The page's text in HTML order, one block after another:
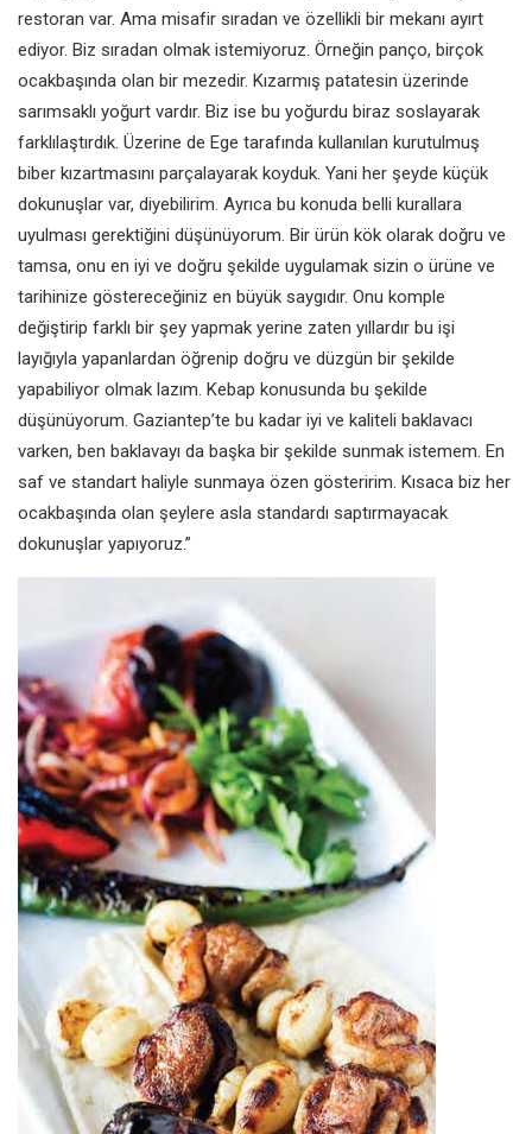
restoran var. Ama misafir sıradan ve özellikli bir mekanı ayırt
ediyor. Biz sıradan olmak istemiyoruz. Örneğin panço, birçok
ocakbaşında olan bir mezedir. Kızarmış patatesin üzerinde
sarımsaklı yoğurt vardır. Biz ise bu yoğurdu biraz soslayarak
farklılaştırdık. Üzerine de Ege tarafında kullanılan kurutulmuş
biber kızartmasını parçalayarak koyduk. Yani her şeyde küçük
dokunuşlar var, diyebilirim. Ayrıca bu konuda belli kurallara
uyulması gerektiğini düşünüyorum. Bir ürün kök olarak doğru ve
tamsa, onu en iyi ve doğru şekilde uygulamak sizin o ürüne ve
tarihinize göstereceğiniz en büyük saygıdır. Onu komple
değiştirip farklı bir şey yapmak yerine zaten yıllardır bu işi
layığıyla yapanlardan öğrenip doğru ve düzgün bir şekilde
yapabiliyor olmak lazım. Kebap konusunda bu şekilde
düşünüyorum. Gaziantep’te bu kadar iyi ve kaliteli baklavacı
varken, ben baklavayı da başka bir şekilde sunmak istemem. En
saf ve standart haliyle sunmaya özen gösteririm. Kısaca biz her
ocakbaşında olan şeylere asla standardı saptırmayacak
dokunuşlar yapıyoruz.”